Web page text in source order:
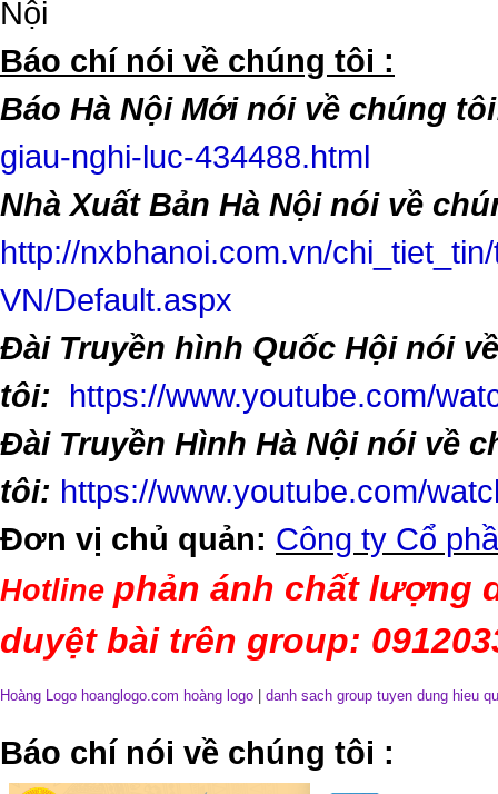
Nội
​Báo chí nói về chúng tôi :
Báo Hà Nội Mới nói về chúng
giau-nghi-luc-434488.html
Nhà Xuất Bản Hà Nội nói về
http://nxbhanoi.com.vn/
VN/Default.aspx
Đài Truyền hình Quốc Hội nói
tôi:
https://www.youtube.com/
Đài Truyền Hình Hà Nội nói về
tôi: https://www.youtube.com/
Đơn vị chủ quản: Công ty Cổ
Hotline phản ánh chất lượng
duyệt bài trên group:
Hoàng Logo hoanglogo.com hoàng logo danh sach group tuyen dung hieu
​Báo chí nói về chúng tôi :